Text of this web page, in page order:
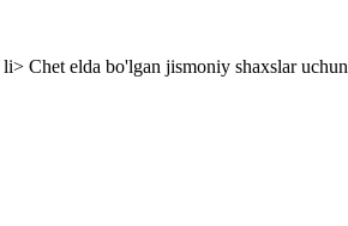
Chet elda bo'lgan jismoniy shaxslar uchun